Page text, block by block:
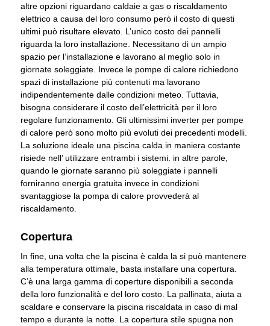
altre opzioni riguardano caldaie a gas o riscaldamento
elettrico a causa del loro consumo però il costo di questi
ultimi può risultare elevato. L’unico costo dei pannelli
riguarda la loro installazione. Necessitano di un ampio
spazio per l’installazione e lavorano al meglio solo in
giornate soleggiate. Invece le pompe di calore richiedono
spazi di installazione più contenuti ma lavorano
indipendentemente dalle condizioni meteo. Tuttavia,
bisogna considerare il costo dell’elettricità per il loro
regolare funzionamento. Gli ultimissimi inverter per pompe
di calore però sono molto più evoluti dei precedenti modelli.
La soluzione ideale una piscina calda in maniera costante
risiede nell’ utilizzare entrambi i sistemi. in altre parole,
quando le giornate saranno più soleggiate i pannelli
forniranno energia gratuita invece in condizioni
svantaggiose la pompa di calore provvederà al
riscaldamento.
Copertura
In fine, una volta che la piscina è calda la si può mantenere
alla temperatura ottimale, basta installare una copertura.
C’è una larga gamma di coperture disponibili a seconda
della loro funzionalità e del loro costo. La pallinata, aiuta a
scaldare e conservare la piscina riscaldata in caso di mal
tempo e durante la notte. La copertura stile spugna non